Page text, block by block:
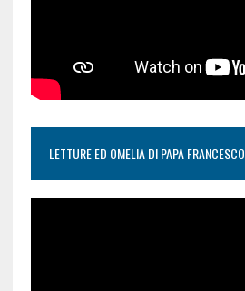
LETTURE ED OMELIA DI PAPA FRANCESCO